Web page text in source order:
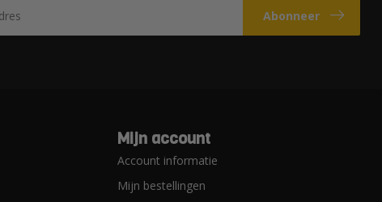
Abonneer
Mijn account
Account informatie
Mijn bestellingen